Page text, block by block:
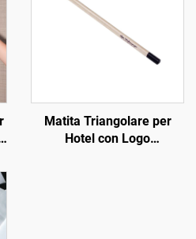
Matita Triangolare per
Hotel con Logo